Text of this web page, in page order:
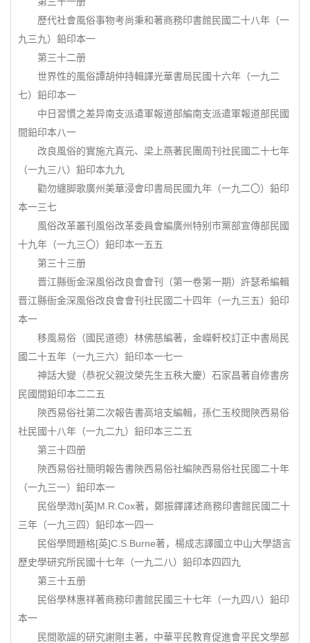
歷代社會風俗事物考尚秉和著商務印書館民國二十八年（一
九三九）鉛印本一
第三十二册
世界性的風俗譚胡仲持輯譯光華書局民國十六年（一九二
七）鉛印本一
中日習慣之差异南支派遣軍報道部編南支派遣軍報道部民國
間鉛印本八一
改良風俗的實施亢真元、梁上燕著民團周刊社民國二十七年
（一九三八）鉛印本九九
勸勿纏脚歌廣州美華浸會印書局民國九年（一九二〇）鉛印
本一三七
風俗改革叢刊風俗改革委員會編廣州特别市黨部宣傳部民國
十九年（一九三〇）鉛印本一五五
第三十三册
晋江縣衙金深風俗改良會會刊（第一卷第一期）許瑟希編輯
晋江縣衙金深風俗改良會會刊社民國二十四年（一九三五）鉛印
本一
移風易俗（國民道德）林佛慈編著，金嶸軒校訂正中書局民
國二十五年（一九三六）鉛印本一七一
神話大變（恭祝父親汶榮先生五秩大慶）石家昌著自修書房
民國間鉛印本二二五
陝西易俗社第二次報告書高培支編輯，孫仁玉校閲陝西易俗
社民國十八年（一九二九）鉛印本三二五
第三十四册
陝西易俗社簡明報告書陝西易俗社編陝西易俗社民國二十年
（一九三一）鉛印本一
民俗學溦h[英]M.R.Cox著，鄭振鐸譯述商務印書館民國二十
三年（一九三四）鉛印本一四一
民俗學問題格[英]C.S.Burne著，楊成志譯國立中山大學語言
歷史學研究所民國十七年（一九二八）鉛印本四四九
第三十五册
民俗學林惠祥著商務印書館民國三十七年（一九四八）鉛印
本一
民間歌謡的研究謝剛主著，中華平民教育促進會平民文學部